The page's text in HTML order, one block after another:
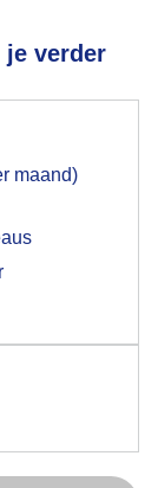
je verder
maand)
voor het
gegeven,
waarin